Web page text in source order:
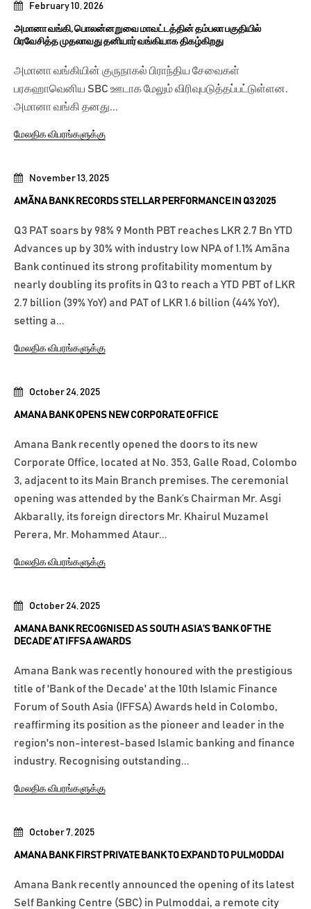
October 7, 2025
AMANA BANK FIRST PRIVATE BANK TO EXPAND TO PULMODDAI
Amana Bank recently announced the opening of its latest
Self Banking Centre (SBC) in Pulmoddai, a remote city
October 24, 2025
AMANA BANK RECOGNISED AS SOUTH ASIA’S ‘BANK OF THE
DECADE’ AT IFFSA AWARDS
Amana Bank was recently honoured with the prestigious
title of 'Bank of the Decade' at the 10th Islamic Finance
Forum of South Asia (IFFSA) Awards held in Colombo,
reaffirming its position as the pioneer and leader in the
region's non-interest-based Islamic banking and finance
industry. Recognising outstanding...
மேலதிக விபரங்களுக்கு
October 24, 2025
AMANA BANK OPENS NEW CORPORATE OFFICE
Amana Bank recently opened the doors to its new
Corporate Office, located at No. 353, Galle Road, Colombo
3, adjacent to its Main Branch premises. The ceremonial
opening was attended by the Bank’s Chairman Mr. Asgi
Akbarally, its foreign directors Mr. Khairul Muzamel
Perera, Mr. Mohammed Ataur...
மேலதிக விபரங்களுக்கு
November 13, 2025
AMÃNA BANK RECORDS STELLAR PERFORMANCE IN Q3 2025
Q3 PAT soars by 98% 9 Month PBT reaches LKR 2.7 Bn YTD
Advances up by 30% with industry low NPA of 1.1% Amãna
Bank continued its strong profitability momentum by
nearly doubling its profits in Q3 to reach a YTD PBT of LKR
2.7 billion (39% YoY) and PAT of LKR 1.6 billion (44% YoY),
setting a...
மேலதிக விபரங்களுக்கு
February 10, 2026
அமானா வங்கி, பொலன்னறுவை மாவட்டத்தின் தம்பலா பகுதியில்
பிரவேசித்த முதலாவது தனியார் வங்கியாக திகழ்கிறது
அமானா வங்கியின் குருநாகல் பிராந்திய சேவைகள்
பரகஹாவெனிய SBC ஊடாக மேலும் விரிவுபடுத்தப்பட்டுள்ளன.
அமானா வங்கி தனது...
மேலதிக விபரங்களுக்கு